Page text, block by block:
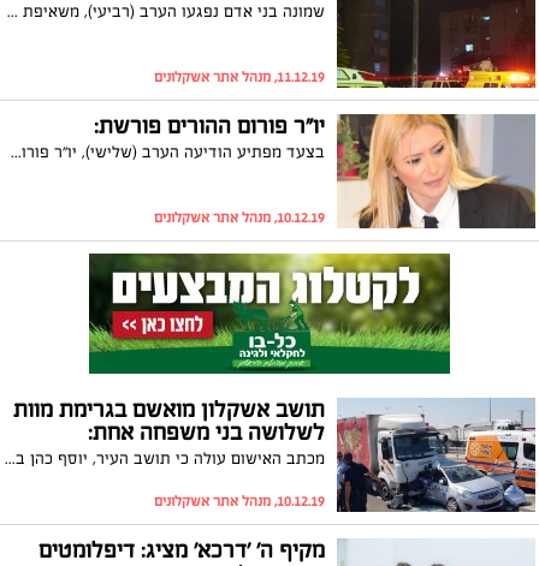
שמונה בני אדם נפגעו הערב (רביעי), משאיפת עשן בשל שריפה שפרצה בבניין בו הם מתגוררים. הנסיבות נחקרות
11.12.19, מנהל אתר אשקלונים
יו"ר פורום ההורים פורשת:
בצעד מפתיע הודיעה הערב (שלישי), יו"ר פורום ההורים העירוני, סופי חוטובלי-פנחס, כי היא פורשת לאחר 5 שנים בתפקיד והכריזה על בחירות. סופי: "גוף מתנדב מחוייב לרענן את השורות"
10.12.19, מנהל אתר אשקלונים
תושב אשקלון מואשם בגרימת מוות
לשלושה בני משפחה אחת:
מכתב האישום עולה כי תושב העיר, יוסף כהן בן ה-32 סטה מהכביש ללא סיבה מוצדקת, חצה את קו ההפרדה ופגע במכונית המשפחה שעמדה בצד הדרך. האם והתינוק בן החודשיים נהרגו במקום, האב נפטר מאוחר יותר מפצעיו. בתם בת השנתיים נפצעה באורח קל ונותרה יתומה מהוריה ומאחיה
10.12.19, מנהל אתר אשקלונים
מקיף ה' 'דרכא' מציג: דיפלומטים